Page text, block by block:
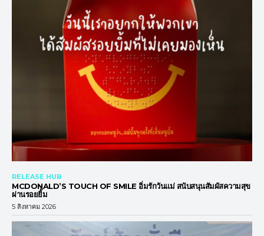
RELEASE HUB
MCDONALD’S TOUCH OF SMILE อิ่มรักวันแม่ สนับสนุนสัมผัสความสุข
ผ่านรอยยิ้ม
5 สิงหาคม 2026